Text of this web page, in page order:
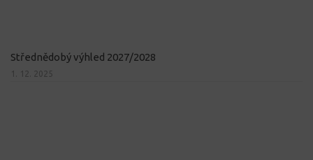
Střednědobý výhled 2027/2028
1. 12. 2025